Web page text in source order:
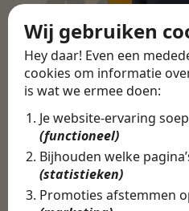
Wij gebruiken
Hey daar! Even een
cookies om informatie
is wat we ermee doen:
Je website-ervaring
(functioneel)
Bijhouden welke
(statistieken)
Promoties afstemmen